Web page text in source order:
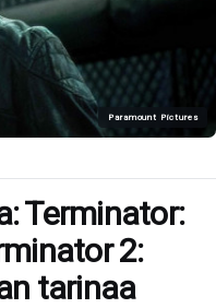
Paramount Pictures
Terminator:
2:
tarinaa